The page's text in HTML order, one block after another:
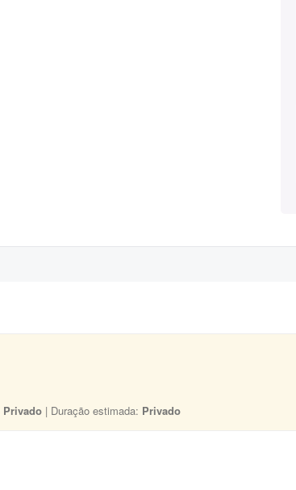
Privado | Duração estimada: Privado